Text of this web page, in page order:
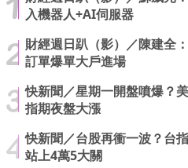
入機器人+AI伺服器
財經週日趴（影）／陳建全
訂單爆單大戶進場
快新聞／星期一開盤噴爆？
指期夜盤大漲
快新聞／台股再衝一波？台
站上4萬5大關